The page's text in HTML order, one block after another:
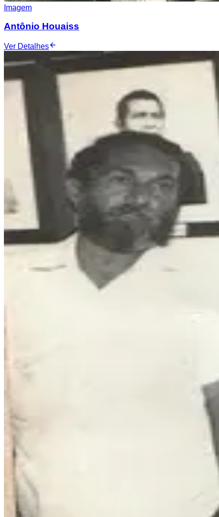
Imagem
Antônio Houaiss
Ver Detalhes